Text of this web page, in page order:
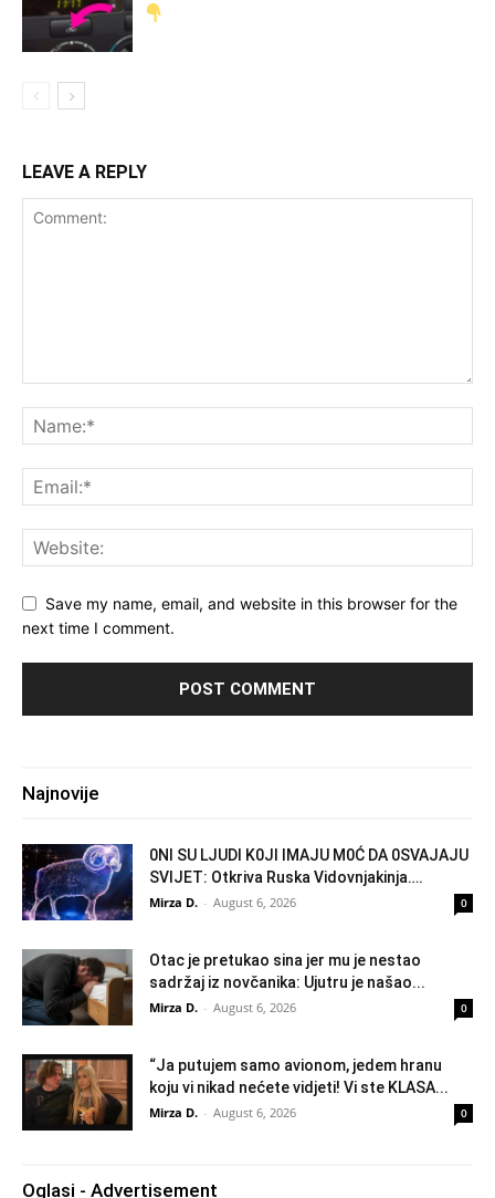
LEAVE A REPLY
Save my name, email, and website in this browser for the
next time I comment.
Najnovije
0Nl SU LJUDl K0Jl lMAJU M0Ć DA 0SVAJAJU
SVlJET: Otkriva Ruska Vidovnjakinja….
Mirza D. - August 6, 2026 0
Otac je pretukao sina jer mu je nestao
sadržaj iz novčanika: Ujutru je našao...
Mirza D. - August 6, 2026 0
“Ja putujem samo avionom, jedem hranu
koju vi nikad nećete vidjeti! Vi ste KLASA...
Mirza D. - August 6, 2026 0
Oglasi - Advertisement